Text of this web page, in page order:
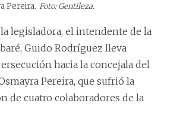
Pereira. Foto: Gentileza.
legisladora, el intendente de la
Guido Rodríguez lleva
hacia la concejala del
Pereira, que sufrió la
de cuatro colaboradores de la